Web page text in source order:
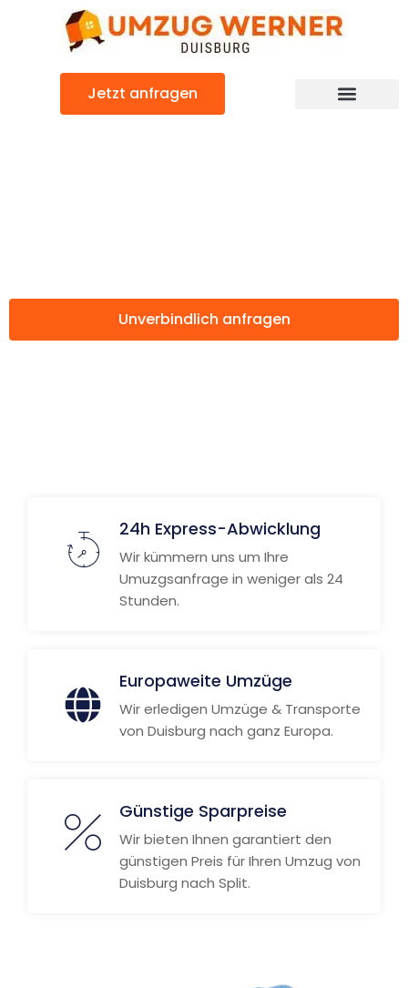
Jetzt anfragen
Unverbindlich anfragen
24h Express-Abwicklung
Wir kümmern uns um Ihre
Umuzgsanfrage in weniger als 24
Stunden.
Europaweite Umzüge
Wir erledigen Umzüge & Transporte
von Duisburg nach ganz Europa.
Günstige Sparpreise
Wir bieten Ihnen garantiert den
günstigen Preis für Ihren Umzug von
Duisburg nach Split.